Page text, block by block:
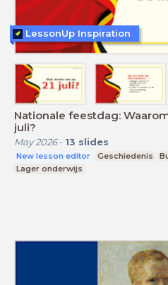
Nationale feestdag:
juli?
May 2026- 13 slides
New lesson editor Geschiedenis
Lager onderwijs
LessonUp Inspiration